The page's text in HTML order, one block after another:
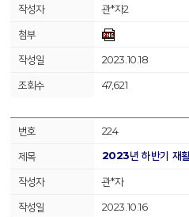
관*자2
2023.10.18
47,621
224
2023년 하반기 재
관*자
2023.10.16